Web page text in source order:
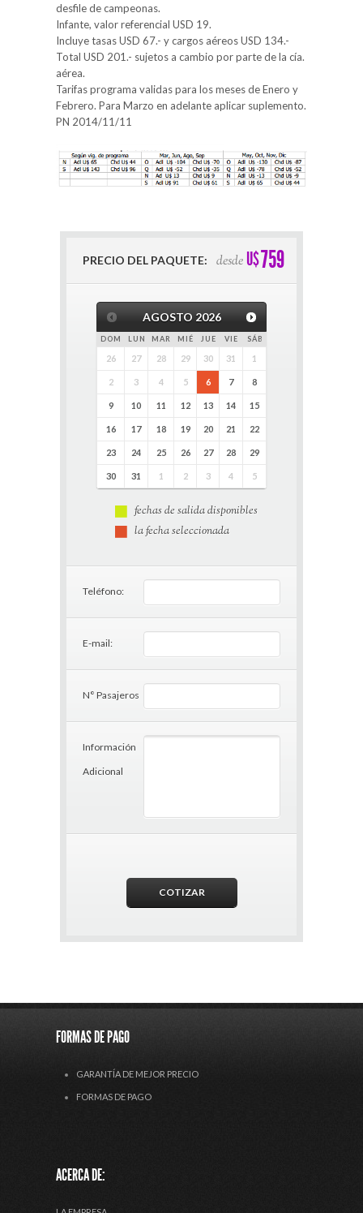
desfile de campeonas.
Infante, valor referencial USD 19.
Incluye tasas USD 67.- y cargos aéreos USD 134.-
Total USD 201.- sujetos a cambio por parte de la cía.
aérea.
Tarifas programa validas para los meses de Enero y
Febrero. Para Marzo en adelante aplicar suplemento.
PN 2014/11/11
PRECIO DEL PAQUETE: desde U$759
AGOSTO 2026
DOM LUN MAR MIÉ JUE VIE SÁB
26 27 28 29 30 31 1
2 3 4 5 6 7 8
9 10 11 12 13 14 15
16 17 18 19 20 21 22
23 24 25 26 27 28 29
30 31 1 2 3 4 5
fechas de salida disponibles
la fecha seleccionada
Teléfono:
E-mail:
N° Pasajeros
Información
Adicional
FORMAS DE PAGO
GARANTÍA DE MEJOR PRECIO
FORMAS DE PAGO
ACERCA DE: